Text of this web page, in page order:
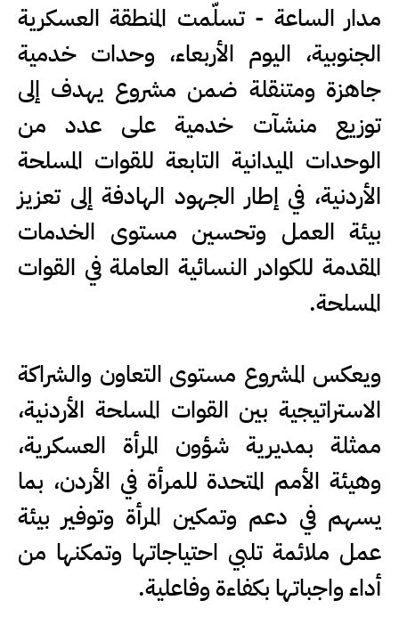
مدار الساعة - تسلّمت المنطقة العسكرية
الجنوبية، اليوم الأربعاء، وحدات خدمية
جاهزة ومتنقلة ضمن مشروع يهدف إلى
توزيع منشآت خدمية على عدد من
الوحدات الميدانية التابعة للقوات المسلحة
الأردنية، في إطار الجهود الهادفة إلى تعزيز
بيئة العمل وتحسين مستوى الخدمات
المقدمة للكوادر النسائية العاملة في القوات
المسلحة.
ويعكس المشروع مستوى التعاون والشراكة
الاستراتيجية بين القوات المسلحة الأردنية،
ممثلة بمديرية شؤون المرأة العسكرية،
وهيئة الأمم المتحدة للمرأة في الأردن، بما
يسهم في دعم وتمكين المرأة وتوفير بيئة
عمل ملائمة تلبي احتياجاتها وتمكنها من
أداء واجباتها بكفاءة وفاعلية.